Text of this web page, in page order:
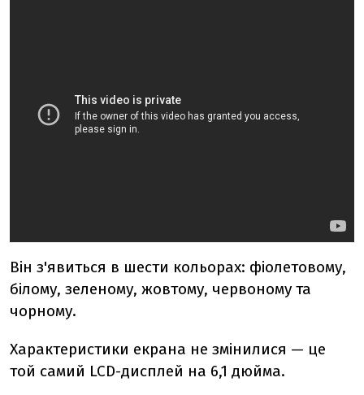
Він з'явиться в шести кольорах: фіолетовому,
білому, зеленому, жовтому, червоному та
чорному.
Характеристики екрана не змінилися — це
той самий LCD-дисплей на 6,1 дюйма.